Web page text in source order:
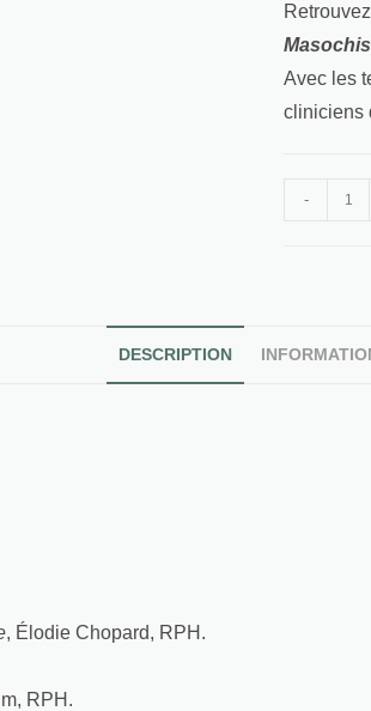
Avec les
cliniciens
-
DESCRIPTION
, Élodie Chopard, RPH.
RPH.